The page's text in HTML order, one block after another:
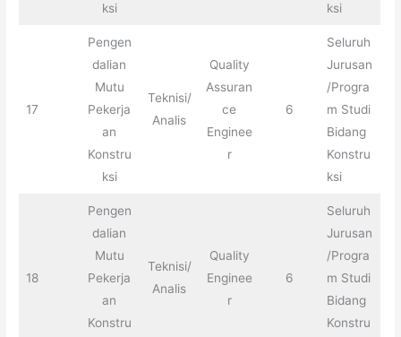
ksi
ksi
17
Pengen
dalian
Mutu
Pekerja
an
Konstru
ksi
Teknisi/
Analis
Quality
Assuran
ce
Enginee
r
6
Seluruh
Jurusan
/Progra
m Studi
Bidang
Konstru
ksi
18
Pengen
dalian
Mutu
Pekerja
an
Konstru
Teknisi/
Analis
Quality
Enginee
r
6
Seluruh
Jurusan
/Progra
m Studi
Bidang
Konstru